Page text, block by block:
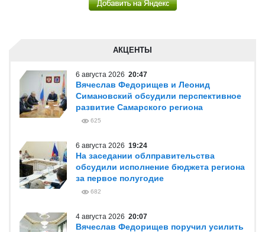
АКЦЕНТЫ
6 августа 2026 20:47
Вячеслав Федорищев и Леонид
Симановский обсудили перспективное
развитие Самарского региона
625
6 августа 2026 19:24
На заседании облправительства
обсудили исполнение бюджета региона
за первое полугодие
682
4 августа 2026 20:07
Вячеслав Федорищев поручил усилить